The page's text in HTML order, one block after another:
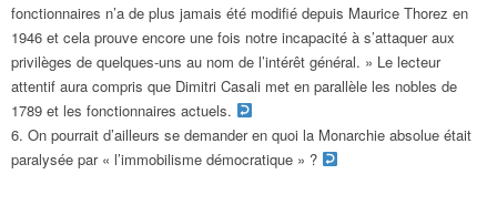
fonctionnaires n’a de plus jamais été modifié depuis Maurice Thorez en
1946 et cela prouve encore une fois notre incapacité à s’attaquer aux
privilèges de quelques-uns au nom de l’intérêt général. » Le lecteur
attentif aura compris que Dimitri Casali met en parallèle les nobles de
1789 et les fonctionnaires actuels.
On pourrait d’ailleurs se demander en quoi la Monarchie absolue était
paralysée par « l’immobilisme démocratique » ?